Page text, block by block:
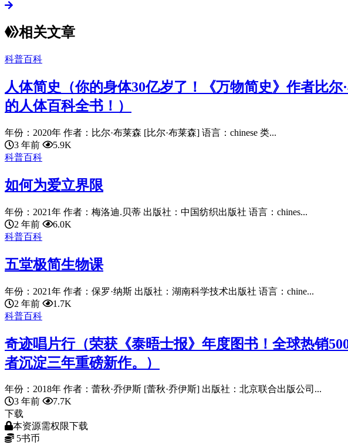
相关文章
科普百科
人体简史（你的身体30亿岁了！《万物简史》作者比
的人体百科全书！）
年份：2020年 作者：比尔·布莱森 [比尔·布莱森] 语言：chinese 类...
3 年前
5.9K
科普百科
如何为爱立界限
年份：2021年 作者：梅洛迪.贝蒂 出版社：中国纺织出版社 语言：chines...
2 年前
6.0K
科普百科
五堂极简生物课
年份：2021年 作者：保罗·纳斯 出版社：湖南科学技术出版社 语言：chine...
2 年前
1.7K
科普百科
奇迹唱片行（荣获《泰晤士报》年度图书！全球热销
者沉淀三年重磅新作。）
年份：2018年 作者：蕾秋·乔伊斯 [蕾秋·乔伊斯] 出版社：北京联合出版公司...
3 年前
7.7K
下载
本资源需权限下载
5书币